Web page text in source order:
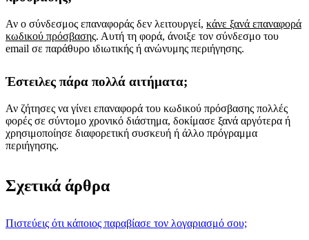
Αν ο σύνδεσμος επαναφοράς δεν λειτουργεί, κάνε ξανά επαναφορά
κωδικού πρόσβασης. Αυτή τη φορά, άνοιξε τον σύνδεσμο του
email σε παράθυρο ιδιωτικής ή ανώνυμης περιήγησης.
Έστειλες πάρα πολλά αιτήματα;
Αν ζήτησες να γίνει επαναφορά του κωδικού πρόσβασης πολλές
φορές σε σύντομο χρονικό διάστημα, δοκίμασε ξανά αργότερα ή
χρησιμοποίησε διαφορετική συσκευή ή άλλο πρόγραμμα
περιήγησης.
Σχετικά άρθρα
Πιστεύεις ότι κάποιος παραβίασε τον λογαριασμό σου;